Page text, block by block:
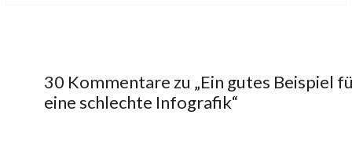
30 Kommentare zu „Ein gutes Beispiel
eine schlechte Infografik“